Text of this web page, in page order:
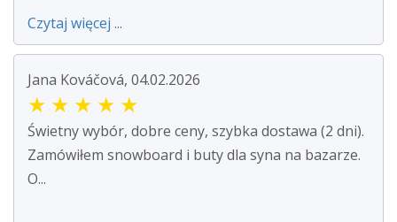
Czytaj więcej ...
Jana Kováčová, 04.02.2026
★ ★ ★ ★ ★
Świetny wybór, dobre ceny, szybka dostawa (2 dni).
Zamówiłem snowboard i buty dla syna na bazarze.
O...